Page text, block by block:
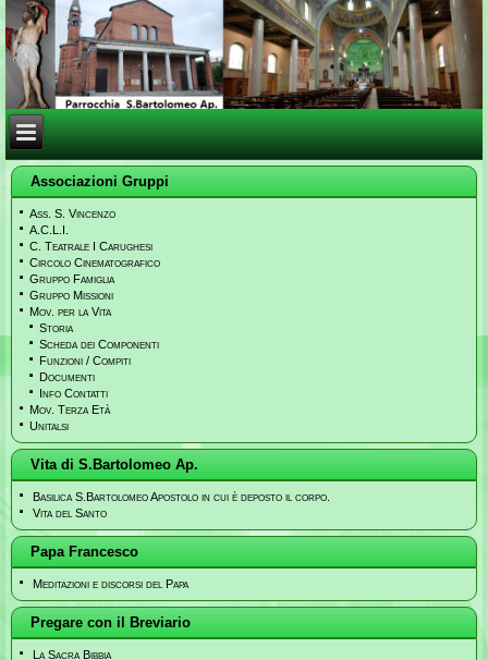
Associazioni Gruppi
Ass. S. Vincenzo
A.C.L.I.
C. Teatrale I Carughesi
Circolo Cinematografico
Gruppo Famiglia
Gruppo Missioni
Mov. per la Vita
Storia
Scheda dei Componenti
Funzioni / Compiti
Documenti
Info Contatti
Mov. Terza Età
Unitalsi
Vita di S.Bartolomeo Ap.
Basilica S.Bartolomeo Apostolo in cui è deposto il corpo.
Vita del Santo
Papa Francesco
Meditazioni e discorsi del Papa
Pregare con il Breviario
La Sacra Bibbia